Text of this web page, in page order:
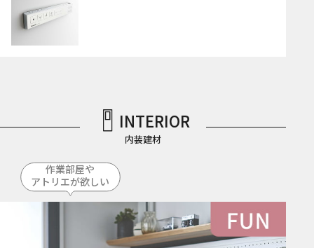
INTERIOR
内装建材
作業部屋や
アトリエが欲しい